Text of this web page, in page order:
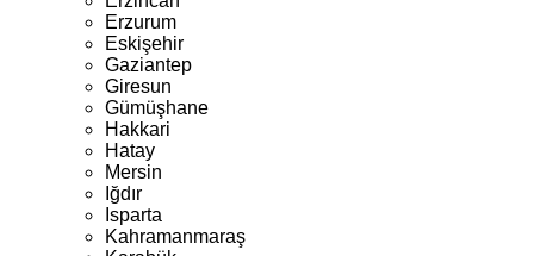
Erzurum
Eskişehir
Gaziantep
Giresun
Gümüşhane
Hakkari
Hatay
Mersin
Iğdır
Isparta
Kahramanmaraş